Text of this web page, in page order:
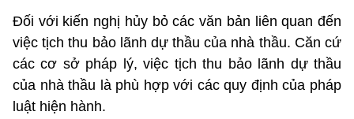
Đối với kiến nghị hủy bỏ các văn bản liên quan đến
việc tịch thu bảo lãnh dự thầu của nhà thầu. Căn cứ
các cơ sở pháp lý, việc tịch thu bảo lãnh dự thầu
của nhà thầu là phù hợp với các quy định của pháp
luật hiện hành.